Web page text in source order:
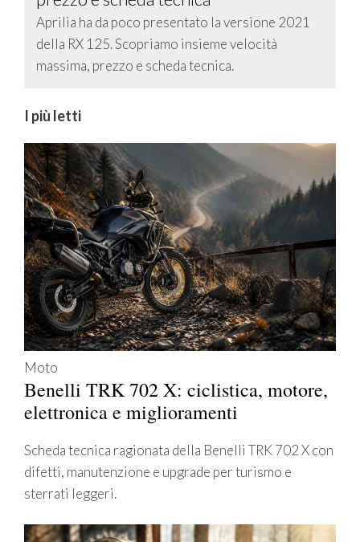
Aprilia ha da poco presentato la versione 2021
della RX 125. Scopriamo insieme velocità
massima, prezzo e scheda tecnica.
I più letti
Moto
Benelli TRK 702 X: ciclistica, motore,
elettronica e miglioramenti
Scheda tecnica ragionata della Benelli TRK 702 X con
difetti, manutenzione e upgrade per turismo e
sterrati leggeri.